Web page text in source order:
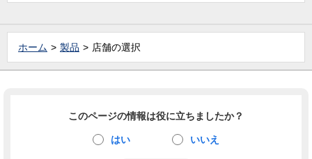
ホーム 製品 店舗の選択
このページの情報は役に立ちましたか？
はい いいえ